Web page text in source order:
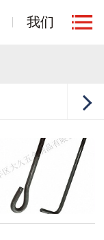
我们